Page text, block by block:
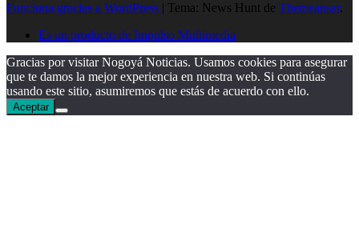
Funciona gracias a WordPress | Tema: News Hunt de Themeansar.
Es un producto de Impulso Multimedia
Gracias por visitar Nogoyá Noticias. Usamos cookies para asegurar
que te damos la mejor experiencia en nuestra web. Si continúas
usando este sitio, asumiremos que estás de acuerdo con ello.
Aceptar